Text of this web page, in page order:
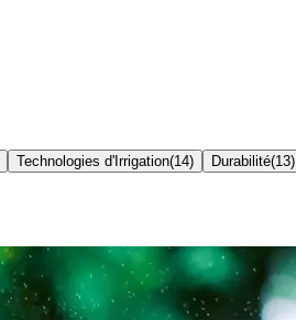
Technologies d'Irrigation(14) Durabilité(13)